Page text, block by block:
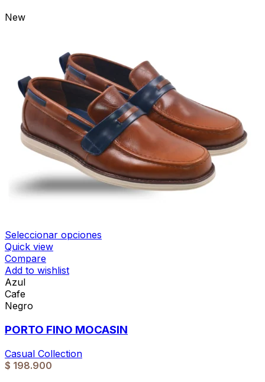
New
Seleccionar opciones
Quick view
Compare
Add to wishlist
Azul
Cafe
Negro
PORTO FINO MOCASIN
Casual Collection
$ 198.900